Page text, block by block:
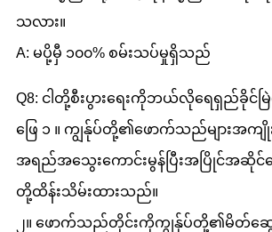
သလား။
A: မပို့မှီ ၁၀၀% စမ်းသပ်မှုရှိသည်
Q8: ငါတို့စီးပွားရေးကိုဘယ်လိုရေရှည်ခိုင်မ
ဖြေ ၁ ။ ကျွန်ုပ်တို့၏ဖောက်သည်များအကျိုး
အရည်အသွေးကောင်းမွန်ပြီးအပြိုင်အဆိုင်စ
တို့ထိန်းသိမ်းထားသည်။
၂။ ဖောက်သည်တိုင်းကိုကျွန်ုပ်တို့၏မိတ်ဆွေ